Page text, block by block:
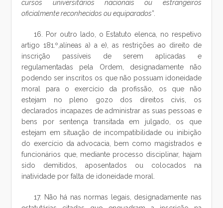
cursos universitários nacionais ou estrangeiros
oficialmente reconhecidos ou equiparados”.
16. Por outro lado, o Estatuto elenca, no respetivo
artigo 181.º,alíneas a) a e), as restrições ao direito de
inscrição passíveis de serem aplicadas e
regulamentadas pela Ordem, designadamente não
podendo ser inscritos os que não possuam idoneidade
moral para o exercício da profissão, os que não
estejam no pleno gozo dos direitos civis, os
declarados incapazes de administrar as suas pessoas e
bens por sentença transitada em julgado, os que
estejam em situação de incompatibilidade ou inibição
do exercício da advocacia, bem como magistrados e
funcionários que, mediante processo disciplinar, hajam
sido demitidos, aposentados ou colocados na
inatividade por falta de idoneidade moral.
17. Não há nas normas legais, designadamente nas